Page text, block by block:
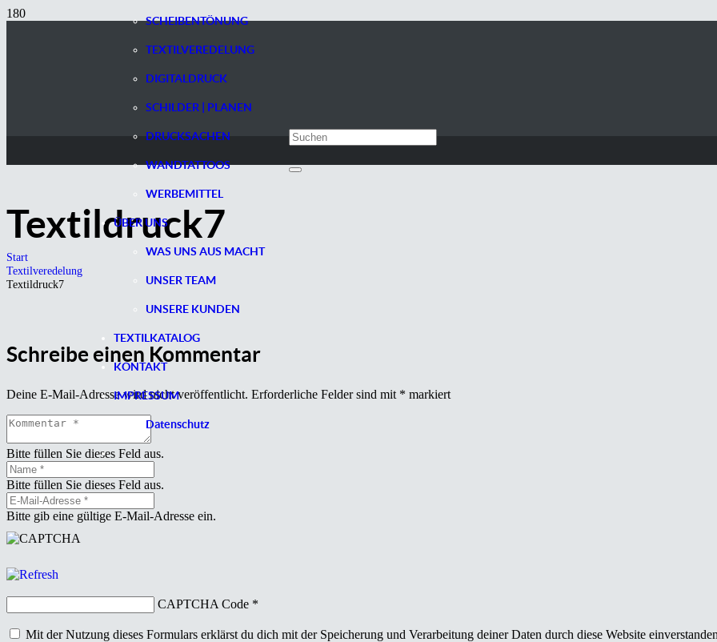
SCHEIBENTÖNUNG
TEXTILVEREDELUNG
DIGITALDRUCK
SCHILDER | PLANEN
DRUCKSACHEN
WANDTATTOOS
WERBEMITTEL
ÜBER UNS
WAS UNS AUS MACHT
UNSER TEAM
UNSERE KUNDEN
TEXTILKATALOG
KONTAKT
IMPRESSUM
Datenschutz
Textildruck7
Start
Textilveredelung
Textildruck7
Schreibe einen Kommentar
Deine E-Mail-Adresse wird nicht veröffentlicht. Erforderliche Felder sind mit * markiert
Bitte füllen Sie dieses Feld aus.
Bitte füllen Sie dieses Feld aus.
Bitte gib eine gültige E-Mail-Adresse ein.
CAPTCHA Code *
Mit der Nutzung dieses Formulars erklärst du dich mit der Speicherung und Verarbeitung deiner Daten durch diese Website